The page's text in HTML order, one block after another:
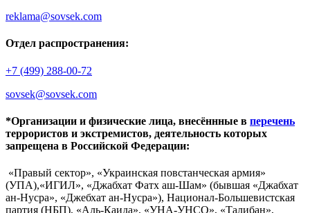
reklama@sovsek.com
Отдел распространения:
+7 (499) 288-00-72
sovsek@sovsek.com
*Организации и физические лица, внесённные в перечень
террористов и экстремистов, деятельность которых
запрещена в Российской Федерации:
«Правый сектор», «Украинская повстанческая армия»
(УПА),«ИГИЛ», «Джабхат Фатх аш-Шам» (бывшая «Джабхат
ан-Нусра», «Джебхат ан-Нусра»), Национал-Большевистская
партия (НБП), «Аль-Каида», «УНА-УНСО», «Талибан»,